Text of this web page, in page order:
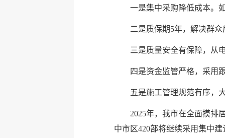
一是集中采购降低成本。
二是质保期5年，解决群
三是质量安全有保障，从
四是资金监管严格，采用
五是施工管理规范有序，
2025年，我市在全面摸排
中市区420部将继续采用集中